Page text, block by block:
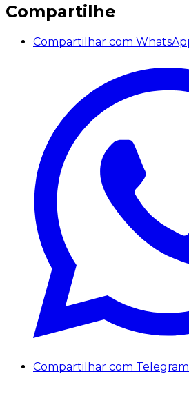
Compartilhe
Compartilhar com
Compartilhar com Telegram